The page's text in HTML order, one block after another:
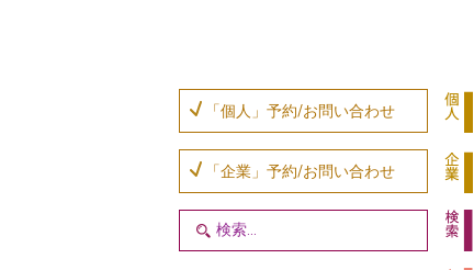
「個人」予約/お問い合わせ
「企業」予約/お問い合わせ